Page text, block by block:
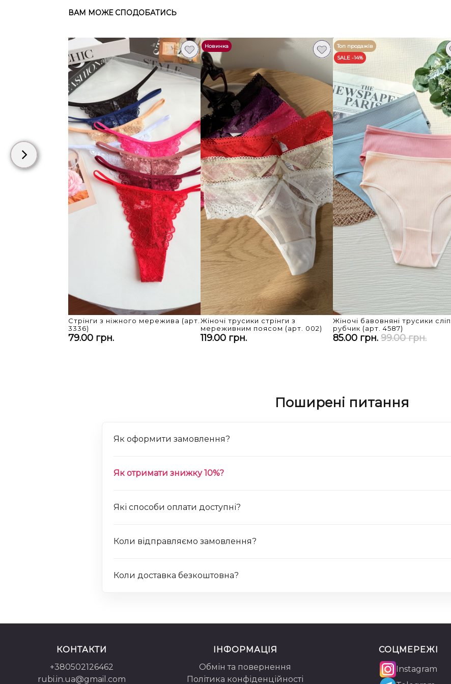
ВАМ МОЖЕ СПОДОБАТИСЬ
Стрінги з ніжного мережива (арт.
3336)
79.00 грн.
Новинка
Жіночі трусики стрінги з
мереживним поясом (арт. 002)
119.00 грн.
Топ продажів
SALE -14%
Жіночі бавовняні трусики
рубчик (арт. 4587)
85.00 грн. 99.00 грн.
Поширені питання
Як оформити замовлення?
Як отримати знижку 10%?
Які способи оплати доступні?
Коли відправляємо замовлення?
Коли доставка безкоштовна?
КОНТАКТИ
+380502126462
rubi.in.ua@gmail.com
ІНФОРМАЦІЯ
Обмін та повернення
Політика конфіденційності
СОЦМЕРЕЖІ
Instagram